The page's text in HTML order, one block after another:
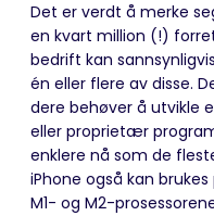
Det er verdt å merke
en kvart million (!)
bedrift kan
én eller flere av disse.
dere behøver å utvikle
eller proprietær
enklere nå som de
iPhone også kan
M1- og M2-